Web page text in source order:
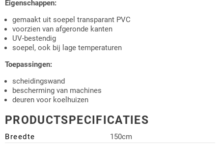
Eigenschappen:
gemaakt uit soepel transparant PVC
voorzien van afgeronde kanten
UV-bestendig
soepel, ook bij lage temperaturen
Toepassingen:
scheidingswand
bescherming van machines
deuren voor koelhuizen
PRODUCTSPECIFICATIES
Breedte
150cm